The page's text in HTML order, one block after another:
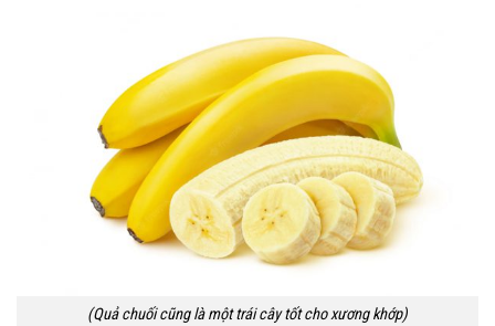
(Quả chuối cũng là một trái cây tốt cho xương khớp)